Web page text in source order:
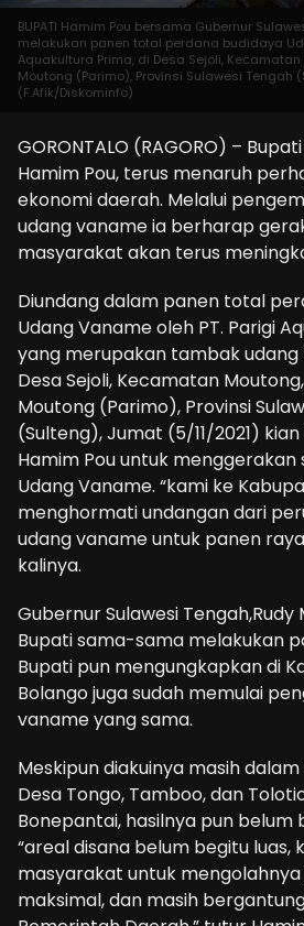
BUPATI Hamim Pou bersama Gubernur
melakukan panen total perdana budidaya
Aquakultura Prima, di Desa Sejoli,
Moutong (Parimo), Provinsi Sulawesi Tengah
(F.Afik/Diskominfo)
GORONTALO (RAGORO) –
Hamim Pou, terus menaruh
ekonomi daerah. Melalui
udang vaname ia berharap
masyarakat akan terus
Diundang dalam panen total
Udang Vaname oleh PT. Parigi
yang merupakan tambak
Desa Sejoli, Kecamatan
Moutong (Parimo), Provinsi
(Sulteng), Jumat (5/11/2021)
Hamim Pou untuk
Udang Vaname. “kami ke
menghormati undangan dari
udang vaname untuk panen
kalinya.
Gubernur Sulawesi
Bupati sama-sama melakukan
Bupati pun mengungkapkan di
Bolango juga sudah memulai
vaname yang sama.
Meskipun diakuinya masih
Desa Tongo, Tamboo, dan
Bonepantai, hasilnya pun belum
“areal disana belum begitu luas,
masyarakat untuk
maksimal, dan masih